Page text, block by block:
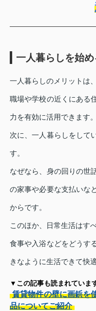
一人暮らしを始め
一人暮らしのメリットは
職場や学校の近くにある
力を有効に活用できます。
次に、一人暮らしをして
す。
なぜなら、身の回りの世
の家事や必要な支払いな
からです。
このほか、日常生活はす
食事や入浴などをどうす
きなように生活できて快
▼この記事も読まれていま
賃貸物件の壁に画鋲を
品についてご紹介